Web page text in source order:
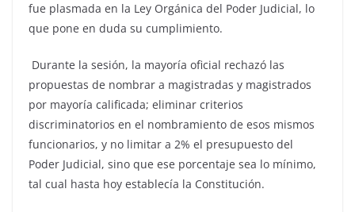
fue plasmada en la Ley Orgánica del Poder Judicial, lo
que pone en duda su cumplimiento.
Durante la sesión, la mayoría oficial rechazó las
propuestas de nombrar a magistradas y magistrados
por mayoría calificada; eliminar criterios
discriminatorios en el nombramiento de esos mismos
funcionarios, y no limitar a 2% el presupuesto del
Poder Judicial, sino que ese porcentaje sea lo mínimo,
tal cual hasta hoy establecía la Constitución.